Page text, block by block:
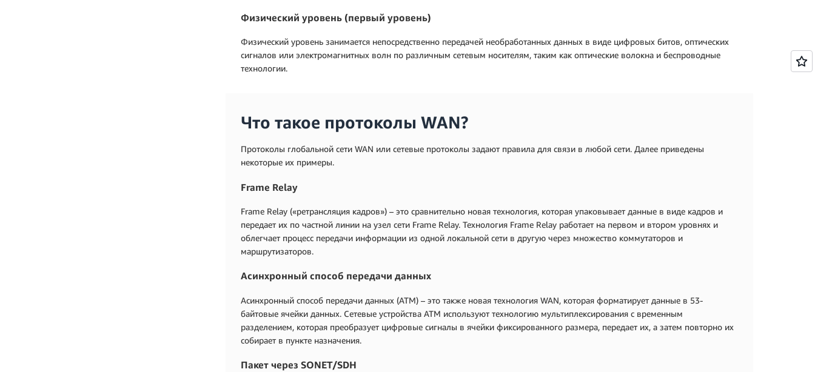
Физический уровень (первый уровень)
Физический уровень занимается непосредственно передачей необработанных данных в виде цифровых битов, оптических
сигналов или электромагнитных волн по различным сетевым носителям, таким как оптические волокна и беспроводные
технологии.
Что такое протоколы WAN?
Протоколы глобальной сети WAN или сетевые протоколы задают правила для связи в любой сети. Далее приведены
некоторые их примеры.
Frame Relay
Frame Relay («ретрансляция кадров») – это сравнительно новая технология, которая упаковывает данные в виде кадров и
передает их по частной линии на узел сети Frame Relay. Технология Frame Relay работает на первом и втором уровнях и
облегчает процесс передачи информации из одной локальной сети в другую через множество коммутаторов и
маршрутизаторов.
Асинхронный способ передачи данных
Асинхронный способ передачи данных (ATM) – это также новая технология WAN, которая форматирует данные в 53-
байтовые ячейки данных. Сетевые устройства ATM используют технологию мультиплексирования с временным
разделением, которая преобразует цифровые сигналы в ячейки фиксированного размера, передает их, а затем повторно их
собирает в пункте назначения.
Пакет через SONET/SDH